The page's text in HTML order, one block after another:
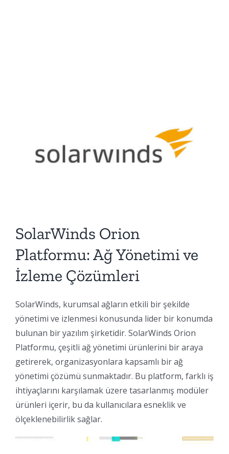
SolarWinds Orion
Platformu: Ağ Yönetimi ve
İzleme Çözümleri
SolarWinds, kurumsal ağların etkili bir şekilde
yönetimi ve izlenmesi konusunda lider bir konumda
bulunan bir yazılım şirketidir. SolarWinds Orion
Platformu, çeşitli ağ yönetimi ürünlerini bir araya
getirerek, organizasyonlara kapsamlı bir ağ
yönetimi çözümü sunmaktadır. Bu platform, farklı iş
ihtiyaçlarını karşılamak üzere tasarlanmış modüler
ürünleri içerir, bu da kullanıcılara esneklik ve
ölçeklenebilirlik sağlar.